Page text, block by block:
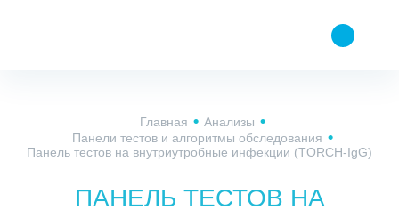
Главная
Анализы
Панели тестов и алгоритмы обследования
Панель тестов на внутриутробные инфекции (TORCH-IgG)
ПАНЕЛЬ ТЕСТОВ НА